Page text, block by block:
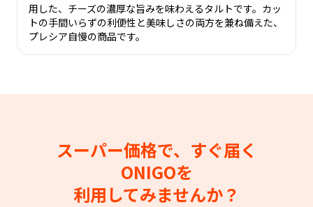
用した、チーズの濃厚な旨みを味わえるタルトです。カッ
トの手間いらずの利便性と美味しさの両方を兼ね備えた、
プレシア自慢の商品です。
スーパー価格で、すぐ届く
ONIGOを
利用してみませんか？